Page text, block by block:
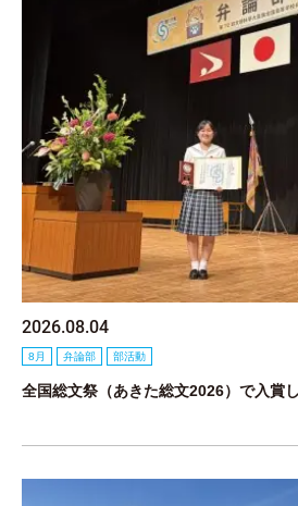
2026.08.04
8月 弁論部 部活動
全国総文祭（あきた総文2026）で入賞